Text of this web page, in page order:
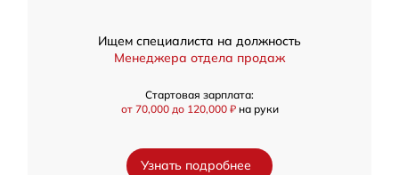
Ищем специалиста на должность
Менеджера отдела продаж
Стартовая зарплата:
от 70,000 до 120,000 ₽ на руки
Узнать подробнее